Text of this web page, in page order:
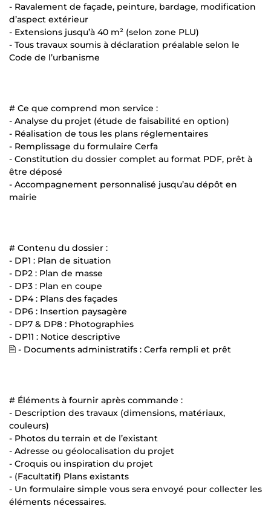
- Ravalement de façade, peinture, bardage, modification
d’aspect extérieur
- Extensions jusqu’à 40 m² (selon zone PLU)
- Tous travaux soumis à déclaration préalable selon le
Code de l’urbanisme
# Ce que comprend mon service :
- Analyse du projet (étude de faisabilité en option)
- Réalisation de tous les plans réglementaires
- Remplissage du formulaire Cerfa
- Constitution du dossier complet au format PDF, prêt à
être déposé
- Accompagnement personnalisé jusqu’au dépôt en
mairie
# Contenu du dossier :
- DP1 : Plan de situation
- DP2 : Plan de masse
- DP3 : Plan en coupe
- DP4 : Plans des façades
- DP6 : Insertion paysagère
- DP7 & DP8 : Photographies
- DP11 : Notice descriptive
🗎 - Documents administratifs : Cerfa rempli et prêt
# Éléments à fournir après commande :
- Description des travaux (dimensions, matériaux,
couleurs)
- Photos du terrain et de l’existant
- Adresse ou géolocalisation du projet
- Croquis ou inspiration du projet
- (Facultatif) Plans existants
- Un formulaire simple vous sera envoyé pour collecter les
éléments nécessaires.